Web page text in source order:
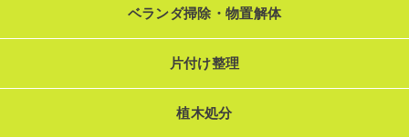
ベランダ掃除・物置解体
片付け整理
植木処分